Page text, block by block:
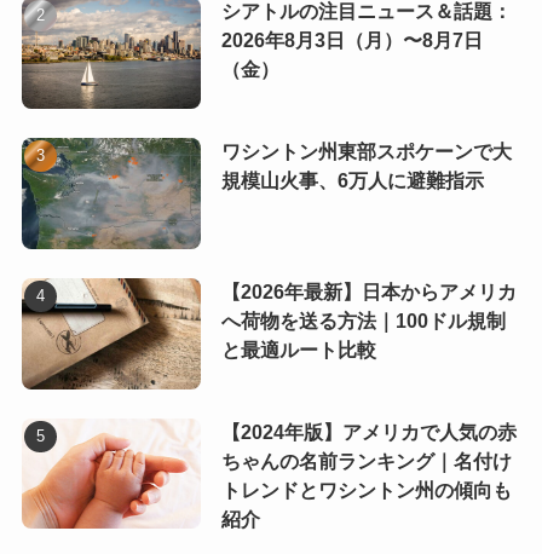
シアトルの注目ニュース＆話題：
2026年8月3日（月）〜8月7日
（金）
ワシントン州東部スポケーンで大
規模山火事、6万人に避難指示
【2026年最新】日本からアメリカ
へ荷物を送る方法｜100ドル規制
と最適ルート比較
【2024年版】アメリカで人気の赤
ちゃんの名前ランキング｜名付け
トレンドとワシントン州の傾向も
紹介